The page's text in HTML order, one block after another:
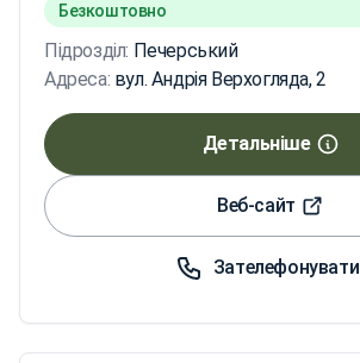
Безкоштовно
Підрозділ: Печерський
Адреса: вул. Андрія Верхогляда, 2
Детальніше
Веб-сайт
Зателефонувати